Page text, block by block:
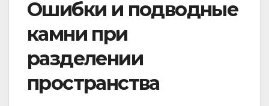
Ошибки и подводные
камни при
разделении
пространства